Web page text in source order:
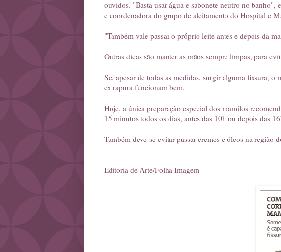
ouvidos. "Basta usar água e sabonete neutro no
e coordenadora do grupo de aleitamento do Hospital e
"Também vale passar o próprio leite antes e depois da
Outras dicas são manter as mãos sempre limpas, para
Se, apesar de todas as medidas, surgir alguma fissura,
extrapura funcionam bem.
Hoje, a única preparação especial dos mamilos
15 minutos todos os dias, antes das 10h ou depois das
Também deve-se evitar passar cremes e óleos na região
Editoria de Arte/Folha Imagem